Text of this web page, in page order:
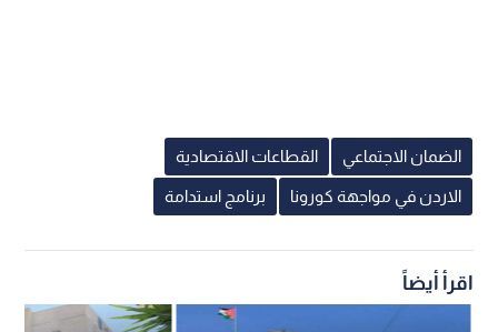
الضمان الاجتماعي القطاعات الاقتصادية
الاردن في مواجهة كورونا برنامج استدامة
اقرأ أيضاً